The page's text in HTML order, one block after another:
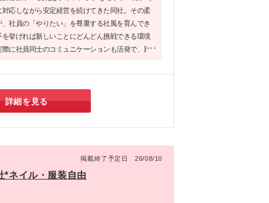
対応しながら安定経営を続けてきた同社。その柔
社員の「やりたい」を尊重する社風を育んでき
を挙げれば新しいことにどんどん挑戦できる環境
に社員同士のコミュニケーションも活発で、風
とを楽しみながら成長したい方にぴったりの企業
詳細を見る
掲載終了予定日 26/08/10
*ネイル・服装自由